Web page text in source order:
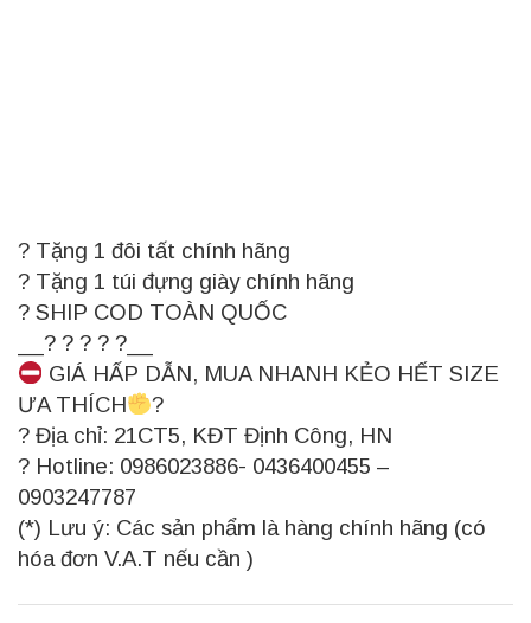
? Tặng 1 đôi tất chính hãng
? Tặng 1 túi đựng giày chính hãng
? SHIP COD TOÀN QUỐC
? ? ? ? ?
GIÁ HẤP DẪN, MUA NHANH KẺO HẾT SIZE
ƯA THÍCH
?
? Địa chỉ: 21CT5, KĐT Định Công, HN
? Hotline: 0986023886- 0436400455 –
0903247787
(*) Lưu ý: Các sản phẩm là hàng chính hãng (có
hóa đơn V.A.T nếu cần )